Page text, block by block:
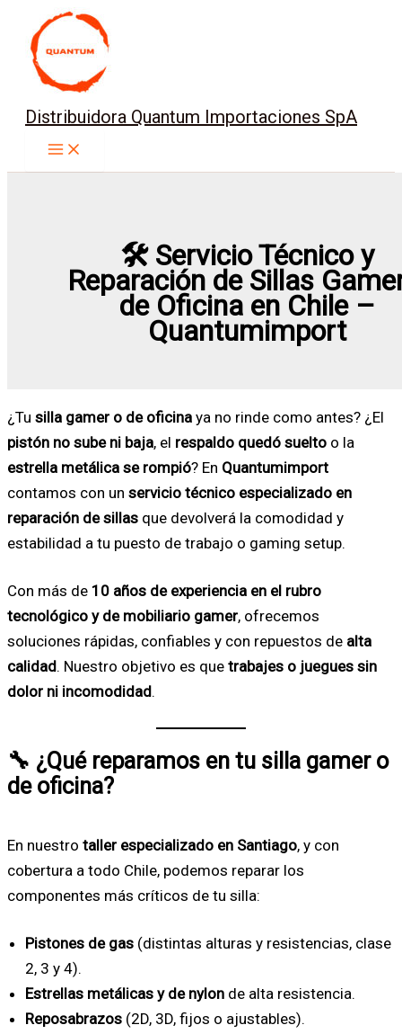
contenido
Distribuidora Quantum Importaciones SpA
🛠️ Servicio Técnico y
Reparación de Sillas
de Oficina en Chile –
Quantumimport
¿Tu silla gamer o de oficina ya no rinde como antes? ¿El
pistón no sube ni baja, el respaldo quedó suelto o la
estrella metálica se rompió? En Quantumimport
contamos con un servicio técnico especializado en
reparación de sillas que devolverá la comodidad y
estabilidad a tu puesto de trabajo o gaming setup.
Con más de 10 años de experiencia en el rubro
tecnológico y de mobiliario gamer, ofrecemos
soluciones rápidas, confiables y con repuestos de alta
calidad. Nuestro objetivo es que trabajes o juegues sin
dolor ni incomodidad.
🔧 ¿Qué reparamos en tu silla gamer o
de oficina?
En nuestro taller especializado en Santiago, y con
cobertura a todo Chile, podemos reparar los
componentes más críticos de tu silla:
Pistones de gas (distintas alturas y resistencias, clase
2, 3 y 4).
Estrellas metálicas y de nylon de alta resistencia.
Reposabrazos (2D, 3D, fijos o ajustables).